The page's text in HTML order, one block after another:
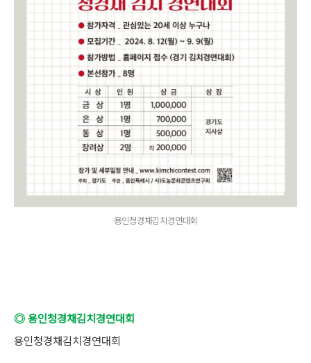
용인청경채김치경연대회
◎ 용인청경채김치경연대회
용인청경채김치경연대회